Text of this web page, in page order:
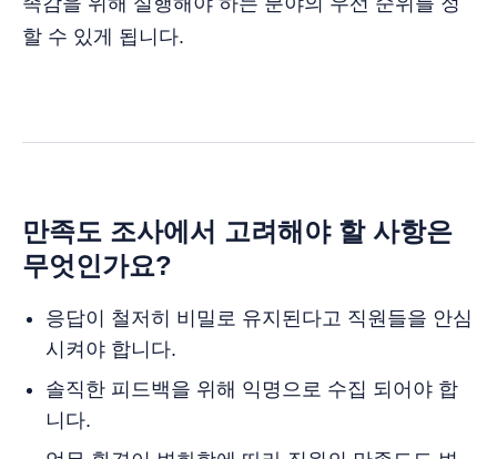
할 수 있게 됩니다.
만족도 조사에서 고려해야 할 사항은
무엇인가요?
응답이 철저히 비밀로 유지된다고 직원들을 안심
시켜야 합니다.
솔직한 피드백을 위해 익명으로 수집 되어야 합
니다.